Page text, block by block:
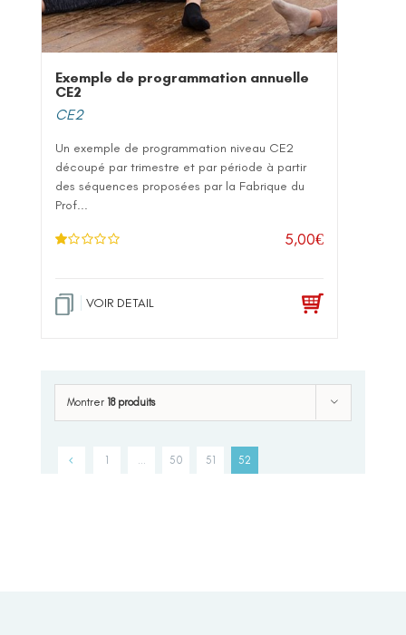
Exemple de programmation annuelle
CE2
CE2
Un exemple de programmation niveau CE2
découpé par trimestre et par période à partir
des séquences proposées par la Fabrique du
Prof...
.0
5,00€
VOIR DETAIL
Montrer 18 produits
1 50 51 52